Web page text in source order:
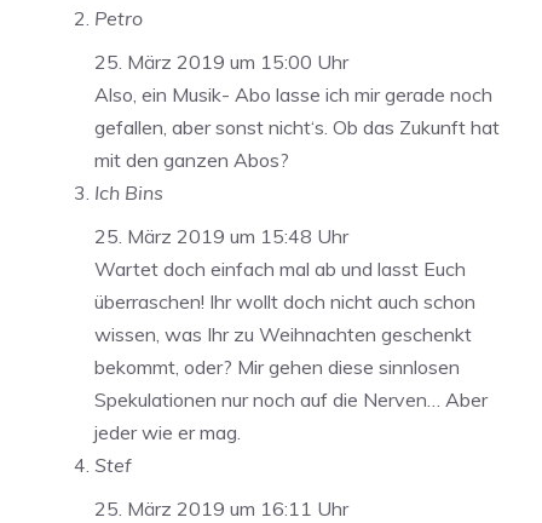
Petro
25. März 2019 um 15:00 Uhr
Also, ein Musik- Abo lasse ich mir gerade noch
gefallen, aber sonst nicht‘s. Ob das Zukunft hat
mit den ganzen Abos?
Ich Bins
25. März 2019 um 15:48 Uhr
Wartet doch einfach mal ab und lasst Euch
überraschen! Ihr wollt doch nicht auch schon
wissen, was Ihr zu Weihnachten geschenkt
bekommt, oder? Mir gehen diese sinnlosen
Spekulationen nur noch auf die Nerven… Aber
jeder wie er mag.
Stef
25. März 2019 um 16:11 Uhr